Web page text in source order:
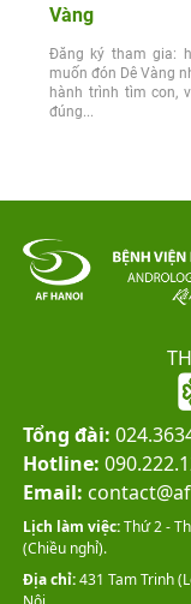
Vàng
Đăng ký tham gia:
muốn đón Dê Vàng
hành trình tìm con,
đúng...
Tổng đài:
Hotline:
Email:
Lịch làm việc:Thứ 2 -
(Chiều nghỉ).
Địa chỉ:431 Tam Trinh